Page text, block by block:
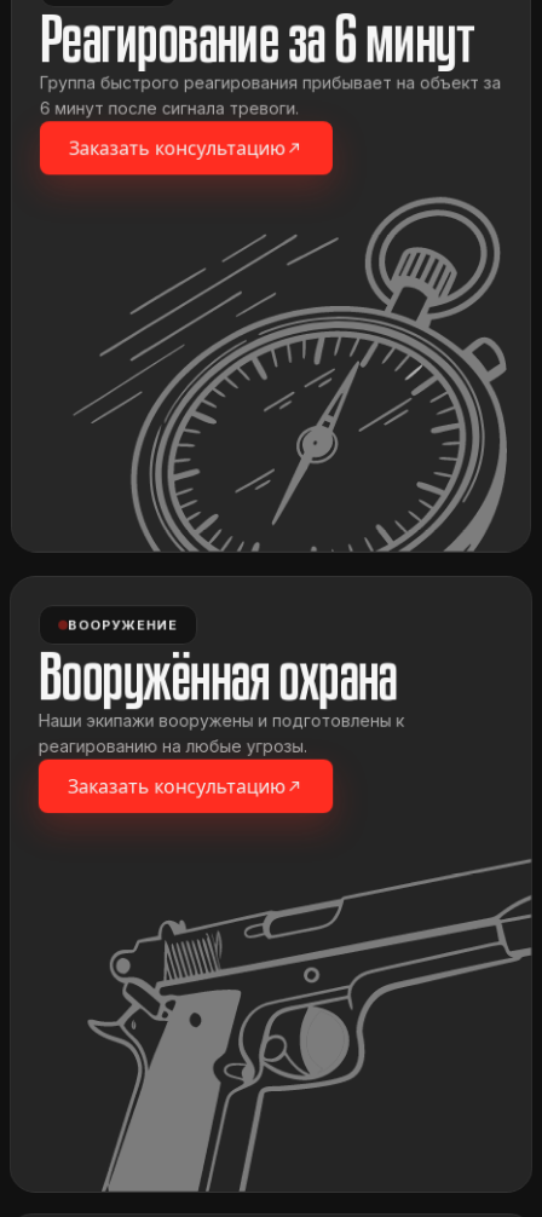
Реагирование за 6 минут
Группа быстрого реагирования прибывает на объект за
6 минут после сигнала тревоги.
Заказать консультацию
ВООРУЖЕНИЕ
Вооружённая охрана
Наши экипажи вооружены и подготовлены к
реагированию на любые угрозы.
Заказать консультацию